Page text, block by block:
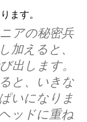
ます。
アの秘密兵
加えると、
出します。
と、いきな
いになりま
ッドに重ね